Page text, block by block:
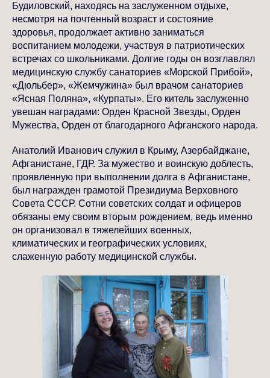
Будиловский, находясь на заслуженном отдыхе,
несмотря на почтенный возраст и состояние
здоровья, продолжает активно заниматься
воспитанием молодежи, участвуя в патриотических
встречах со школьниками. Долгие годы он возглавлял
медицинскую службу санаториев «Морской Прибой»,
«Дюльбер», «Жемчужина» был врачом санаториев
«Ясная Поляна», «Курпаты». Его китель заслуженно
увешан наградами: Орден Красной Звезды, Орден
Мужества, Орден от благодарного Афганского народа.
Анатолий Иванович служил в Крыму, Азербайджане,
Афганистане, ГДР. За мужество и воинскую доблесть,
проявленную при выполнении долга в Афганистане,
был награжден грамотой Президиума Верховного
Совета СССР. Сотни советских солдат и офицеров
обязаны ему своим вторым рождением, ведь именно
он организовал в тяжелейших военных,
климатических и географических условиях,
слаженную работу медицинской службы.